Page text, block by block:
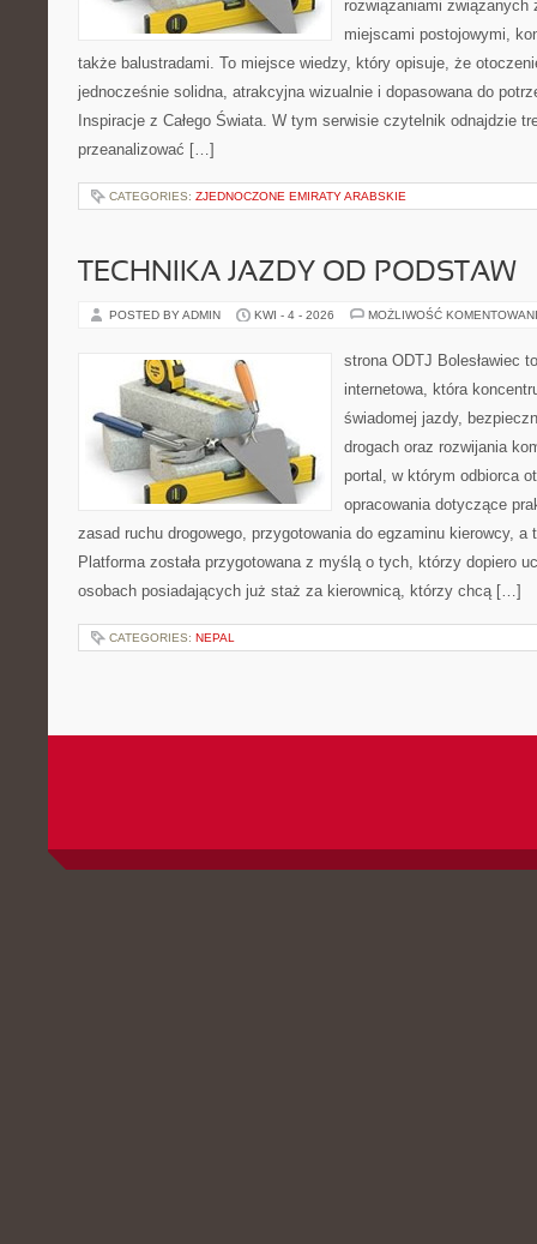
rozwiązaniami związanych
miejscami postojowymi,
także balustradami. To miejsce wiedzy, który opisuje, że
jednocześnie solidna, atrakcyjna wizualnie i dopasowana do
Inspiracje z Całego Świata. W tym serwisie czytelnik odnajdzie
przeanalizować […]
CATEGORIES: ZJEDNOCZONE EMIRATY ARABSKIE
TECHNIKA JAZDY OD PODSTAW
POSTED BY ADMIN KWI - 4 - 2026 MOŻLIWOŚĆ
strona ODTJ Bolesławiec
internetowa, która
świadomej jazdy,
drogach oraz rozwijania
portal, w którym odbiorca
opracowania dotyczące
zasad ruchu drogowego, przygotowania do egzaminu kierowcy,
Platforma została przygotowana z myślą o tych, którzy dopiero
osobach posiadających już staż za kierownicą, którzy chcą […]
CATEGORIES: NEPAL